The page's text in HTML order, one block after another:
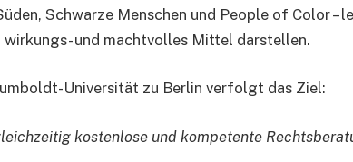
Schwarze Menschen und People of Color –
und machtvolles Mittel darstellen.
Universität zu Berlin verfolgt das Ziel:
kostenlose und kompetente